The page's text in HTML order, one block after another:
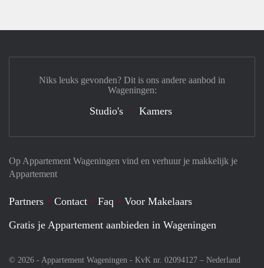
Op Appartement Wageningen vind en verhuur je makkelijk je
Appartement
Partners Contact Faq
Voor Makelaars
Gratis je Appartement aanbieden in Wageningen
© 2026 - Appartement Wageningen - KvK nr. 02094127 – Nederland
Niks leuks gevonden? Dit is ons andere aanbod in
Wageningen:
Studio's Kamers